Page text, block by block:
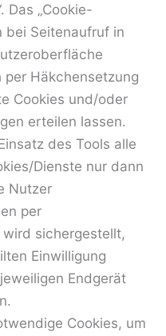
Das „Cookie-
bei Seitenaufruf in
Häkchensetzung
Cookies und/oder
erteilen lassen.
des Tools alle
Dienste nur dann
Nutzer
per
sichergestellt,
Einwilligung
Endgerät
Cookies, um